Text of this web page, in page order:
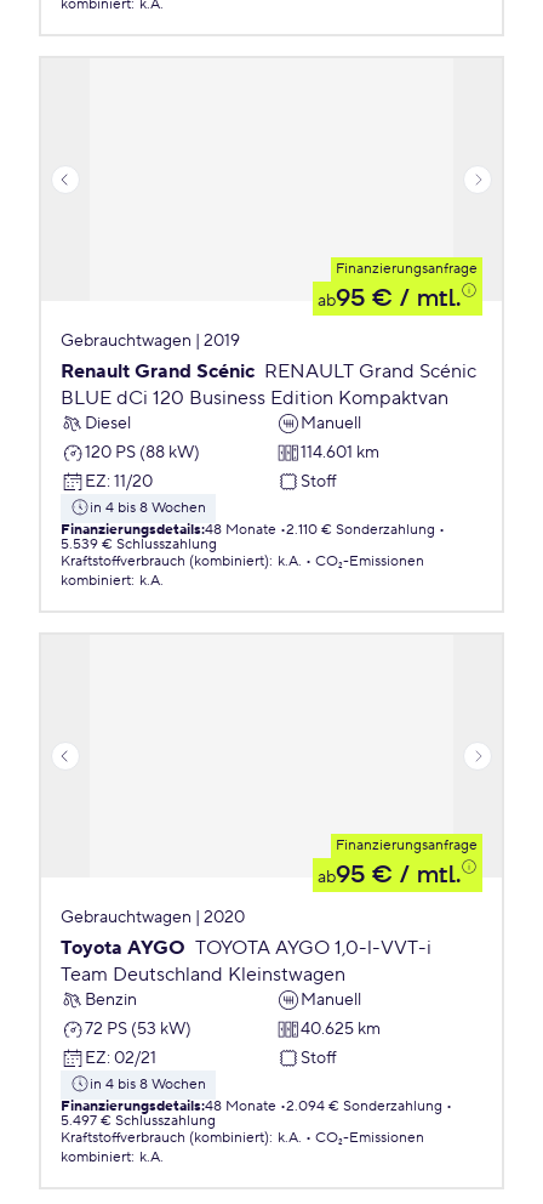
kombiniert: k.A.
Finanzierungsanfrage
ab95 € / mtl.
Gebrauchtwagen | 2019
Renault Grand Scénic RENAULT Grand Scénic
BLUE dCi 120 Business Edition Kompaktvan
Diesel
Manuell
120 PS (88 kW)
114.601 km
EZ: 11/20 Stoff
in 4 bis 8 Wochen
Finanzierungsdetails:48 Monate 2.110 € Sonderzahlung
5.539 € Schlusszahlung
Kraftstoffverbrauch (kombiniert): k.A.
CO₂-Emissionen
kombiniert: k.A.
Finanzierungsanfrage
ab95 € / mtl.
Gebrauchtwagen | 2020
Toyota AYGO TOYOTA AYGO 1,0-l-VVT-i
Team Deutschland Kleinstwagen
Benzin
Manuell
72 PS (53 kW)
40.625 km
EZ: 02/21 Stoff
in 4 bis 8 Wochen
Finanzierungsdetails:48 Monate 2.094 € Sonderzahlung
5.497 € Schlusszahlung
Kraftstoffverbrauch (kombiniert): k.A.
CO₂-Emissionen
kombiniert: k.A.